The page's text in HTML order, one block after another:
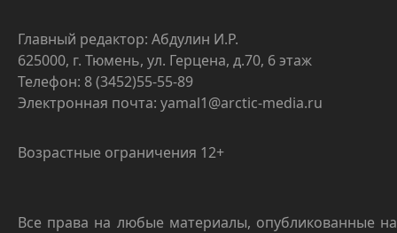
Главный редактор: Абдулин И.Р.
625000, г. Тюмень, ул. Герцена, д.70, 6 этаж
Телефон: 8 (3452)55-55-89
Электронная почта: yamal1@arctic-media.ru
Возрастные ограничения 12+
Все права на любые материалы, опубликованные на